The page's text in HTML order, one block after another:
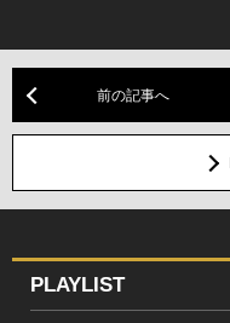
前の記事へ
PLAYLIST